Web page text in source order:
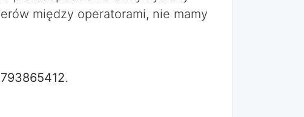
między operatorami, nie mamy
793865412.